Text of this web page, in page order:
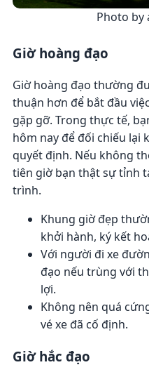
Photo by
Giờ hoàng đạo
Giờ hoàng đạo thường
thuận hơn để bắt đầu
gặp gỡ. Trong thực tế,
hôm nay để đối chiếu lại
quyết định. Nếu không
tiên giờ bạn thật sự tỉnh
trình.
Khung giờ đẹp
khởi hành, ký kết
Với người đi xe
đạo nếu trùng với
lợi.
Không nên quá
vé xe đã cố định.
Giờ hắc đạo